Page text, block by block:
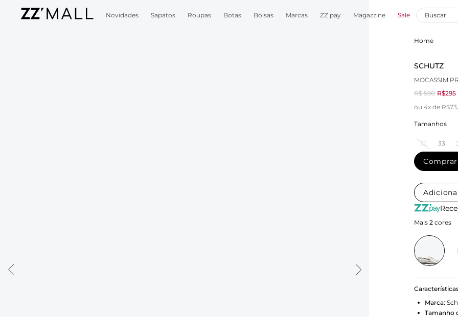
Novidades Sapatos Roupas Botas Bolsas Marcas ZZ pay Magazzine Sale
Home
SCHUTZ
MOCASSIM
R$ 590 R$295
ou 4x de
Tamanhos
32 33
Comprar
Mais 2 cores
Marca:
Tamanho